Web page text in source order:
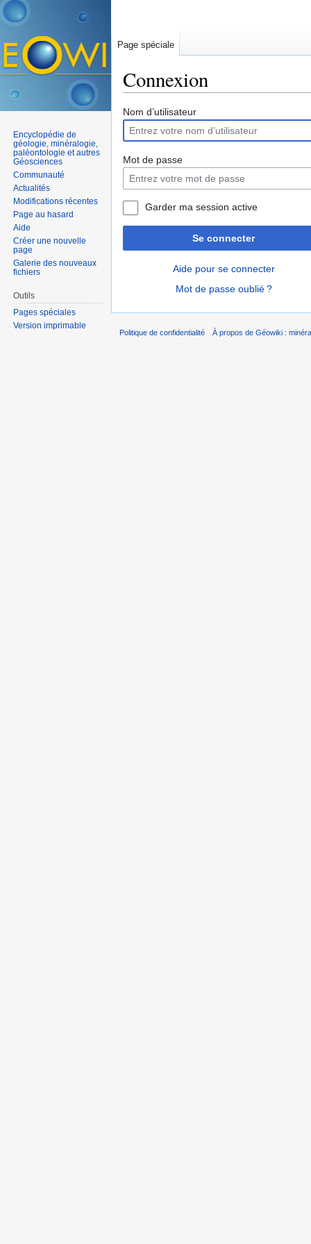
Connexion
Nom d’utilisateur
Mot de passe
Garder ma session active
Se connecter
Aide pour se connecter
Mot de passe oublié ?
Page spéciale
Encyclopédie de
géologie, minéralogie,
paléontologie et autres
Géosciences
Communauté
Actualités
Modifications récentes
Page au hasard
Aide
Créer une nouvelle
page
Galerie des nouveaux
fichiers
Outils
Pages spéciales
Version imprimable
Politique de confidentialité À propos de Géowiki :